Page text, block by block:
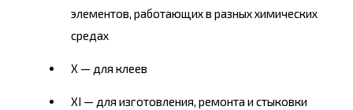
элементов, работающих в разных химических
средах
X — для клеев
XI — для изготовления, ремонта и стыковки